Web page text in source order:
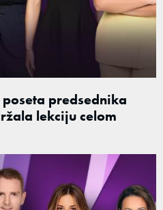
predsednika
lekciju celom